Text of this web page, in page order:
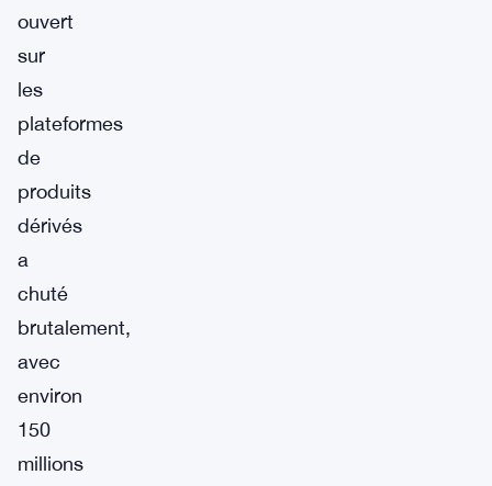
ouvert
sur
les
plateformes
de
produits
dérivés
a
chuté
brutalement,
avec
environ
150
millions